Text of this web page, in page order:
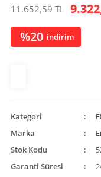
11.652,59 TL
%20 indirim
Kategori
Marka
Stok Kodu
Garanti Süresi